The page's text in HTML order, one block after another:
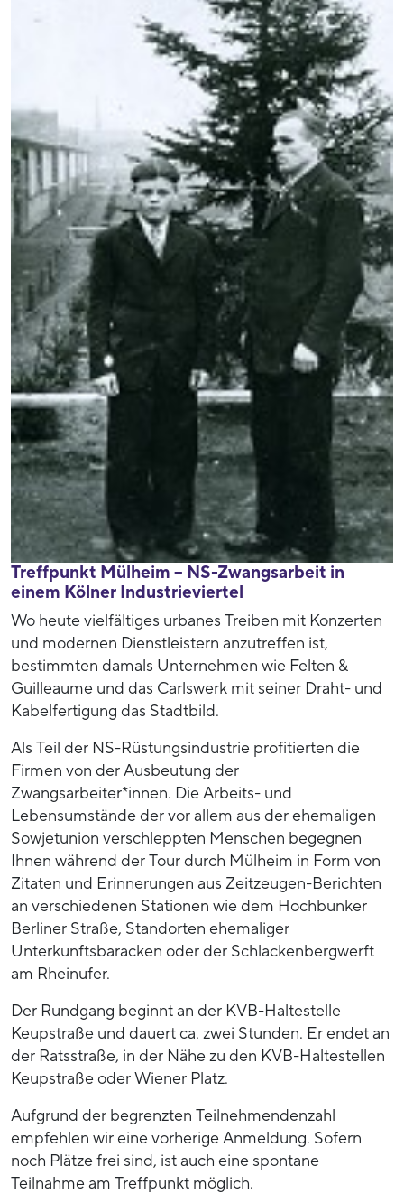
Treffpunkt Mülheim – NS-Zwangsarbeit in
einem Kölner Industrieviertel
Wo heute vielfältiges urbanes Treiben mit Konzerten
und modernen Dienstleistern anzutreffen ist,
bestimmten damals Unternehmen wie Felten &
Guilleaume und das Carlswerk mit seiner Draht- und
Kabelfertigung das Stadtbild.
Als Teil der NS-Rüstungsindustrie profitierten die
Firmen von der Ausbeutung der
Zwangsarbeiter*innen. Die Arbeits- und
Lebensumstände der vor allem aus der ehemaligen
Sowjetunion verschleppten Menschen begegnen
Ihnen während der Tour durch Mülheim in Form von
Zitaten und Erinnerungen aus Zeitzeugen-Berichten
an verschiedenen Stationen wie dem Hochbunker
Berliner Straße, Standorten ehemaliger
Unterkunftsbaracken oder der Schlackenbergwerft
am Rheinufer.
Der Rundgang beginnt an der KVB-Haltestelle
Keupstraße und dauert ca. zwei Stunden. Er endet an
der Ratsstraße, in der Nähe zu den KVB-Haltestellen
Keupstraße oder Wiener Platz.
Aufgrund der begrenzten Teilnehmendenzahl
empfehlen wir eine vorherige Anmeldung. Sofern
noch Plätze frei sind, ist auch eine spontane
Teilnahme am Treffpunkt möglich.